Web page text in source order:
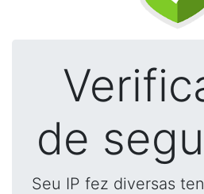
de
Seu IP fez diversas